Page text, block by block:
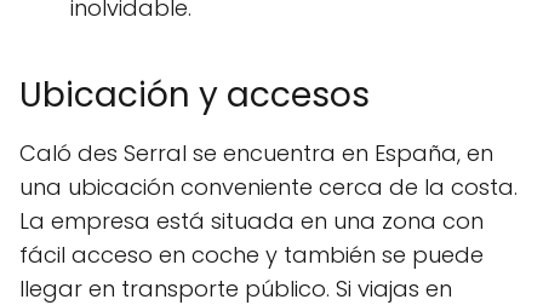
inolvidable.
Ubicación y accesos
Caló des Serral se encuentra en España, en
una ubicación conveniente cerca de la costa.
La empresa está situada en una zona con
fácil acceso en coche y también se puede
llegar en transporte público. Si viajas en